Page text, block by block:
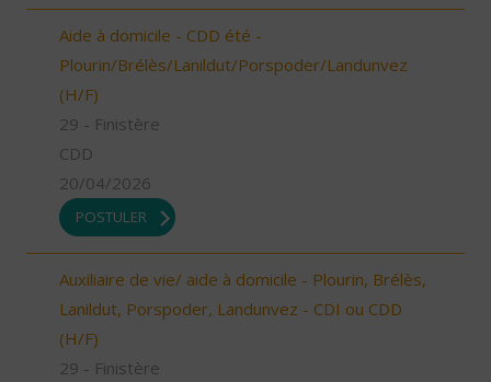
Aide à domicile - CDD été -
Plourin/Brélès/Lanildut/Porspoder/Landunvez
(H/F)
29 - Finistère
CDD
20/04/2026
POSTULER
Auxiliaire de vie/ aide à domicile - Plourin, Brélès,
Lanildut, Porspoder, Landunvez - CDI ou CDD
(H/F)
29 - Finistère